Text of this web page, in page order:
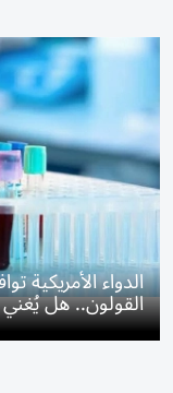
الدواء
القولون.. هل